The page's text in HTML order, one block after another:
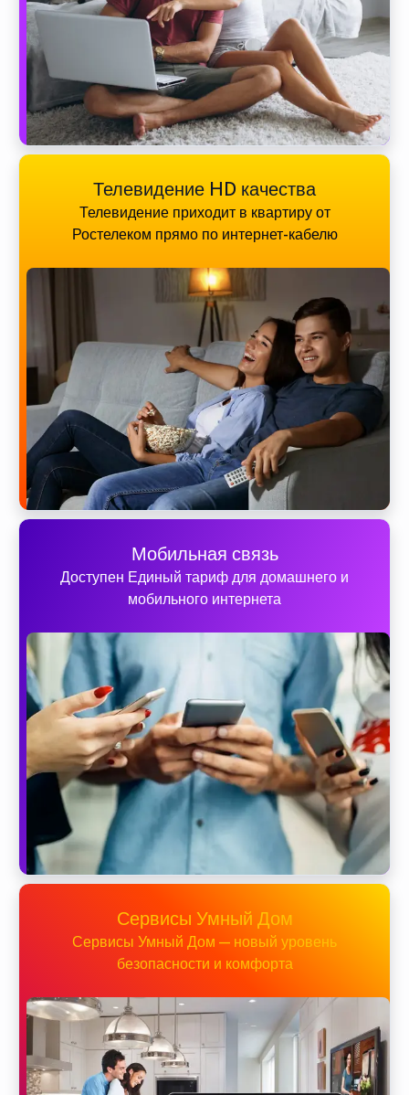
Телевидение HD качества
Телевидение приходит в квартиру от
Ростелеком прямо по интернет-кабелю
Мобильная связь
Доступен Единый тариф для домашнего и
мобильного интернета
Сервисы Умный Дом
Сервисы Умный Дом — новый уровень
безопасности и комфорта